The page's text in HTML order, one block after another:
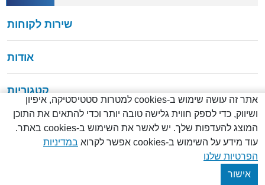
שירות לקוחות
אודות
קטגוריות
אתר זה עושה שימוש ב-cookies למטרות סטטיסטיקה, איפיון
ושיווק, כדי לספק חווית גלישה טובה יותר וכדי להתאים את התוכן
המוצג להעדפות שלך. יש לאשר את השימוש ב-cookies באתר.
עוד מידע על השימוש ב-cookies אפשר לקרוא
במדיניות
הפרטיות שלנו
אישור